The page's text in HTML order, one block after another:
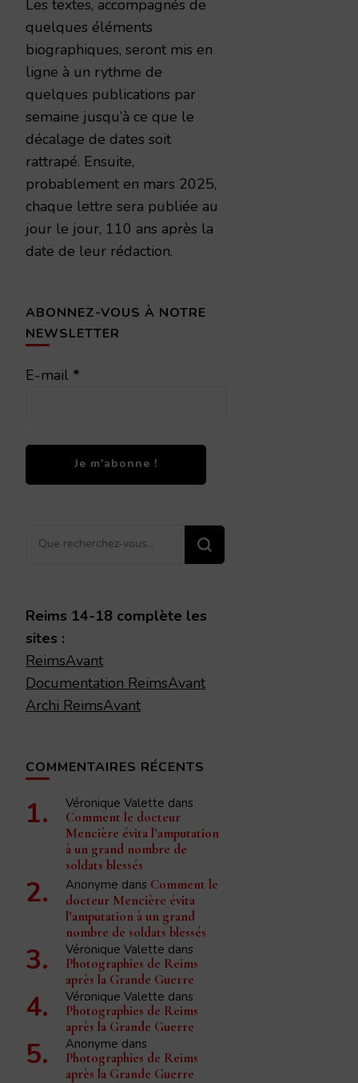
Les textes, accompagnés de
quelques éléments
biographiques, seront mis en
ligne à un rythme de
quelques publications par
semaine jusqu’à ce que le
décalage de dates soit
rattrapé. Ensuite,
probablement en mars 2025,
chaque lettre sera publiée au
jour le jour, 110 ans après la
date de leur rédaction.
ABONNEZ-VOUS À NOTRE
NEWSLETTER
E-mail *
Vous
Reims 14-18 complète les
sites :
ReimsAvant
Documentation ReimsAvant
Archi ReimsAvant
COMMENTAIRES RÉCENTS
Véronique Valette dans
Comment le docteur
Mencière évita l’amputation
à un grand nombre de
soldats blessés
Anonyme dans Comment le
docteur Mencière évita
l’amputation à un grand
nombre de soldats blessés
Véronique Valette dans
Photographies de Reims
après la Grande Guerre
Véronique Valette dans
Photographies de Reims
après la Grande Guerre
Anonyme dans
Photographies de Reims
après la Grande Guerre